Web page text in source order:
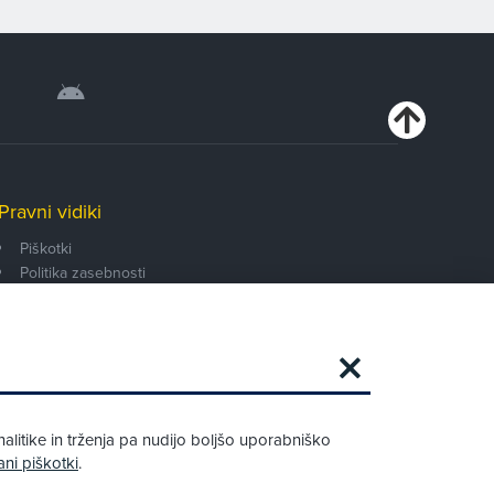
Obstoječi in novi AMZS člani, ki boste v
Pravni vidiki
Piškotki
Politika zasebnosti
in trženja pa nudijo boljšo uporabniško
piškotki.